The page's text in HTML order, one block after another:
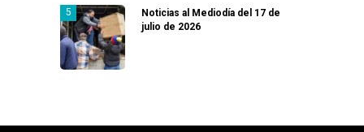
Noticias al Mediodía del 17 de
julio de 2026